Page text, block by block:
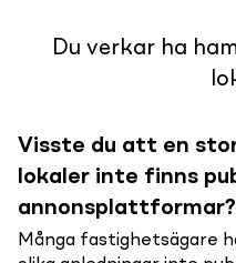
Du verkar ha
Visste du att en
lokaler inte finns
annonsplattformar?
Många fastighetsägare